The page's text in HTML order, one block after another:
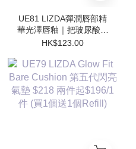
UE81 LIZDA彈潤唇部精
華光澤唇釉｜把玻尿酸塗
在嘴唇上💧 $123/1 兩支
HK$123.00